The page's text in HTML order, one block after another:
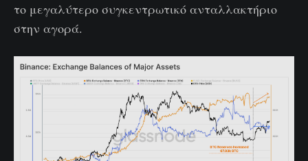
το μεγαλύτερο συγκεντρωτικό ανταλλακτήριο
στην αγορά.